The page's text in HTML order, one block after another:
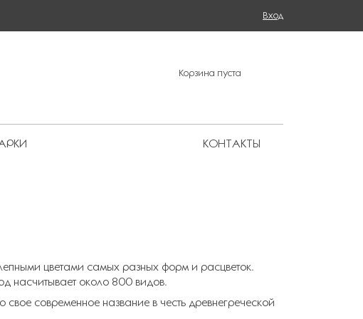
ФОРМА ПОИСКАВход
Корзина пуста
КОНТАКТЫ
цветами самых разных форм и расцветок.
насчитывает около 800 видов.
современное название в честь древнегреческой